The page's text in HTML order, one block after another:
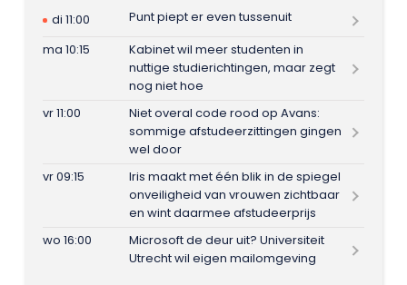
di 11:00
Punt piept er even tussenuit
ma 10:15
Kabinet wil meer studenten in
nuttige studierichtingen, maar zegt
nog niet hoe
vr 11:00
Niet overal code rood op Avans:
sommige afstudeerzittingen gingen
wel door
vr 09:15
Iris maakt met één blik in de spiegel
onveiligheid van vrouwen zichtbaar
en wint daarmee afstudeerprijs
wo 16:00
Microsoft de deur uit? Universiteit
Utrecht wil eigen mailomgeving